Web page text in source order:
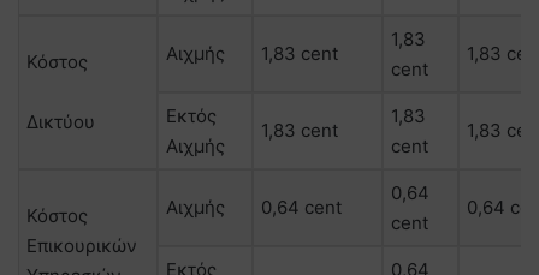
Κόστος
Δικτύου
Αιχμής 1,83 cent
1,83
cent
1,83
Εκτός
Αιχμής
1,83 cent
1,83
cent
1,83
Κόστος
Επικουρικών
Αιχμής 0,64 cent
0,64
cent
0,64
Εκτός 0,64